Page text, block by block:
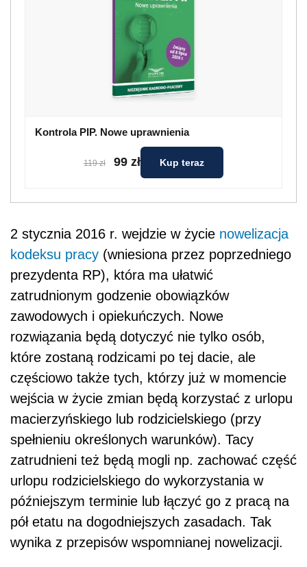
Kontrola PIP. Nowe uprawnienia
119 zł 99 zł Kup teraz
2 stycznia 2016 r. wejdzie w życie nowelizacja
kodeksu pracy (wniesiona przez poprzedniego
prezydenta RP), która ma ułatwić
zatrudnionym godzenie obowiązków
zawodowych i opiekuńczych. Nowe
rozwiązania będą dotyczyć nie tylko osób,
które zostaną rodzicami po tej dacie, ale
częściowo także tych, którzy już w momencie
wejścia w życie zmian będą korzystać z urlopu
macierzyńskiego lub rodzicielskiego (przy
spełnieniu określonych warunków). Tacy
zatrudnieni też będą mogli np. zachować część
urlopu rodzicielskiego do wykorzystania w
późniejszym terminie lub łączyć go z pracą na
pół etatu na dogodniejszych zasadach. Tak
wynika z przepisów wspomnianej nowelizacji.